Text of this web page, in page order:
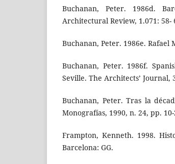
Buchanan, Peter. 1986d.
Architectural Review, 1.071: 58-
Buchanan, Peter. 1986e. Rafael
Buchanan, Peter. 1986f.
Seville. The Architects’ Journal,
Buchanan, Peter. Tras la
Monografías, 1990, n. 24, pp. 10-
Frampton, Kenneth. 1998.
Barcelona: GG.